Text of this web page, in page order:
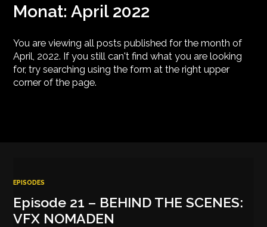
Episoden
About
Kontakt
Monat:April 2022
You are viewing all posts published for the month of
April, 2022. If you still can't find what you are looking
for, try searching using the form at the right upper
corner of the page.
EPISODES
Episode 21 – BEHIND THE SCENES:
VFX NOMADEN